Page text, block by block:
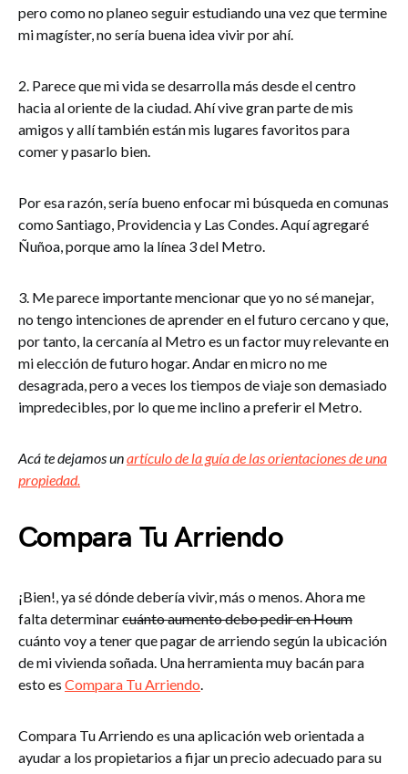
pero como no planeo seguir estudiando una vez que termine
mi magíster, no sería buena idea vivir por ahí.
2. Parece que mi vida se desarrolla más desde el centro
hacia al oriente de la ciudad. Ahí vive gran parte de mis
amigos y allí también están mis lugares favoritos para
comer y pasarlo bien.
Por esa razón, sería bueno enfocar mi búsqueda en comunas
como Santiago, Providencia y Las Condes. Aquí agregaré
Ñuñoa, porque amo la línea 3 del Metro.
3. Me parece importante mencionar que yo no sé manejar,
no tengo intenciones de aprender en el futuro cercano y que,
por tanto, la cercanía al Metro es un factor muy relevante en
mi elección de futuro hogar. Andar en micro no me
desagrada, pero a veces los tiempos de viaje son demasiado
impredecibles, por lo que me inclino a preferir el Metro.
Acá te dejamos unartículo de la guía de las orientaciones de una
propiedad.
Compara Tu Arriendo
¡Bien!, ya sé dónde debería vivir, más o menos. Ahora me
falta determinarcuánto aumento debo pedir en Houm
cuánto voy a tener que pagar de arriendo según la ubicación
de mi vivienda soñada. Una herramienta muy bacán para
esto es Compara Tu Arriendo.
Compara Tu Arriendo es una aplicación web orientada a
ayudar a los propietarios a fijar un precio adecuado para su